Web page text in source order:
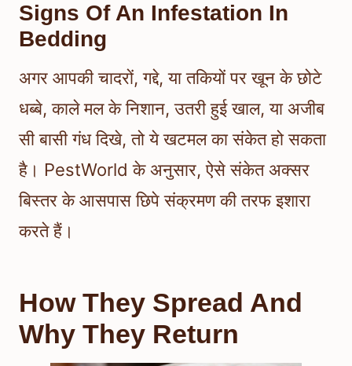
Signs Of An Infestation In
Bedding
अगर आपकी चादरों, गद्दे, या तकियों पर खून के छोटे
धब्बे, काले मल के निशान, उतरी हुई खाल, या अजीब
सी बासी गंध दिखे, तो ये खटमल का संकेत हो सकता
है। PestWorld के अनुसार, ऐसे संकेत अक्सर
बिस्तर के आसपास छिपे संक्रमण की तरफ इशारा
करते हैं।
How They Spread And
Why They Return